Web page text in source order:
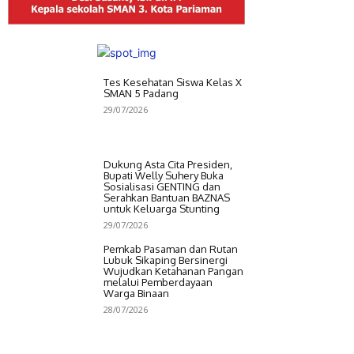
Tes Kesehatan Siswa Kelas X
SMAN 5 Padang
29/07/2026
Dukung Asta Cita Presiden,
Bupati Welly Suhery Buka
Sosialisasi GENTING dan
Serahkan Bantuan BAZNAS
untuk Keluarga Stunting
29/07/2026
Pemkab Pasaman dan Rutan
Lubuk Sikaping Bersinergi
Wujudkan Ketahanan Pangan
melalui Pemberdayaan
Warga Binaan
28/07/2026